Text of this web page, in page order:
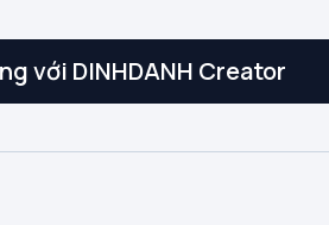
với DINHDANH Creator